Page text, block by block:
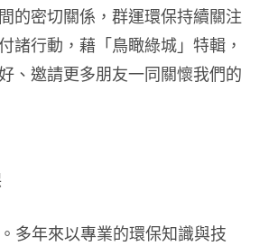
的密切關係，群運環保持續關注
諸行動，藉「鳥瞰綠城」特輯，
、邀請更多朋友一同關懷我們的
多年來以專業的環保知識與技